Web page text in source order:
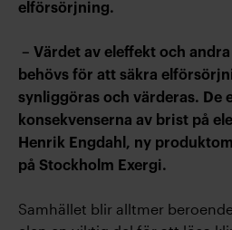
elförsörjning.
– Värdet av eleffekt och
behövs för att säkra
synliggöras och värderas. De
konsekvenserna av brist på
Henrik Engdahl, ny
på Stockholm Exergi.
Samhället blir alltmer